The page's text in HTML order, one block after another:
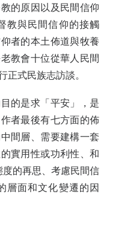
的原因以及民間信仰
教與民間信仰的接觸
者的本土佈道與牧養
教會十位從華人民間
正式民族志訪談。
的是求「平安」，是
者最後有七方面的佈
間層、需要建構一套
實用性或功利性、和
的再思、考慮民間信
層面和文化變遷的因